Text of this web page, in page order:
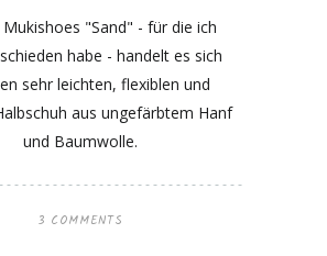
"Sand" - für die ich
habe - handelt es sich
sehr leichten, flexiblen und
aus ungefärbtem Hanf
und Baumwolle.
3 COMMENTS